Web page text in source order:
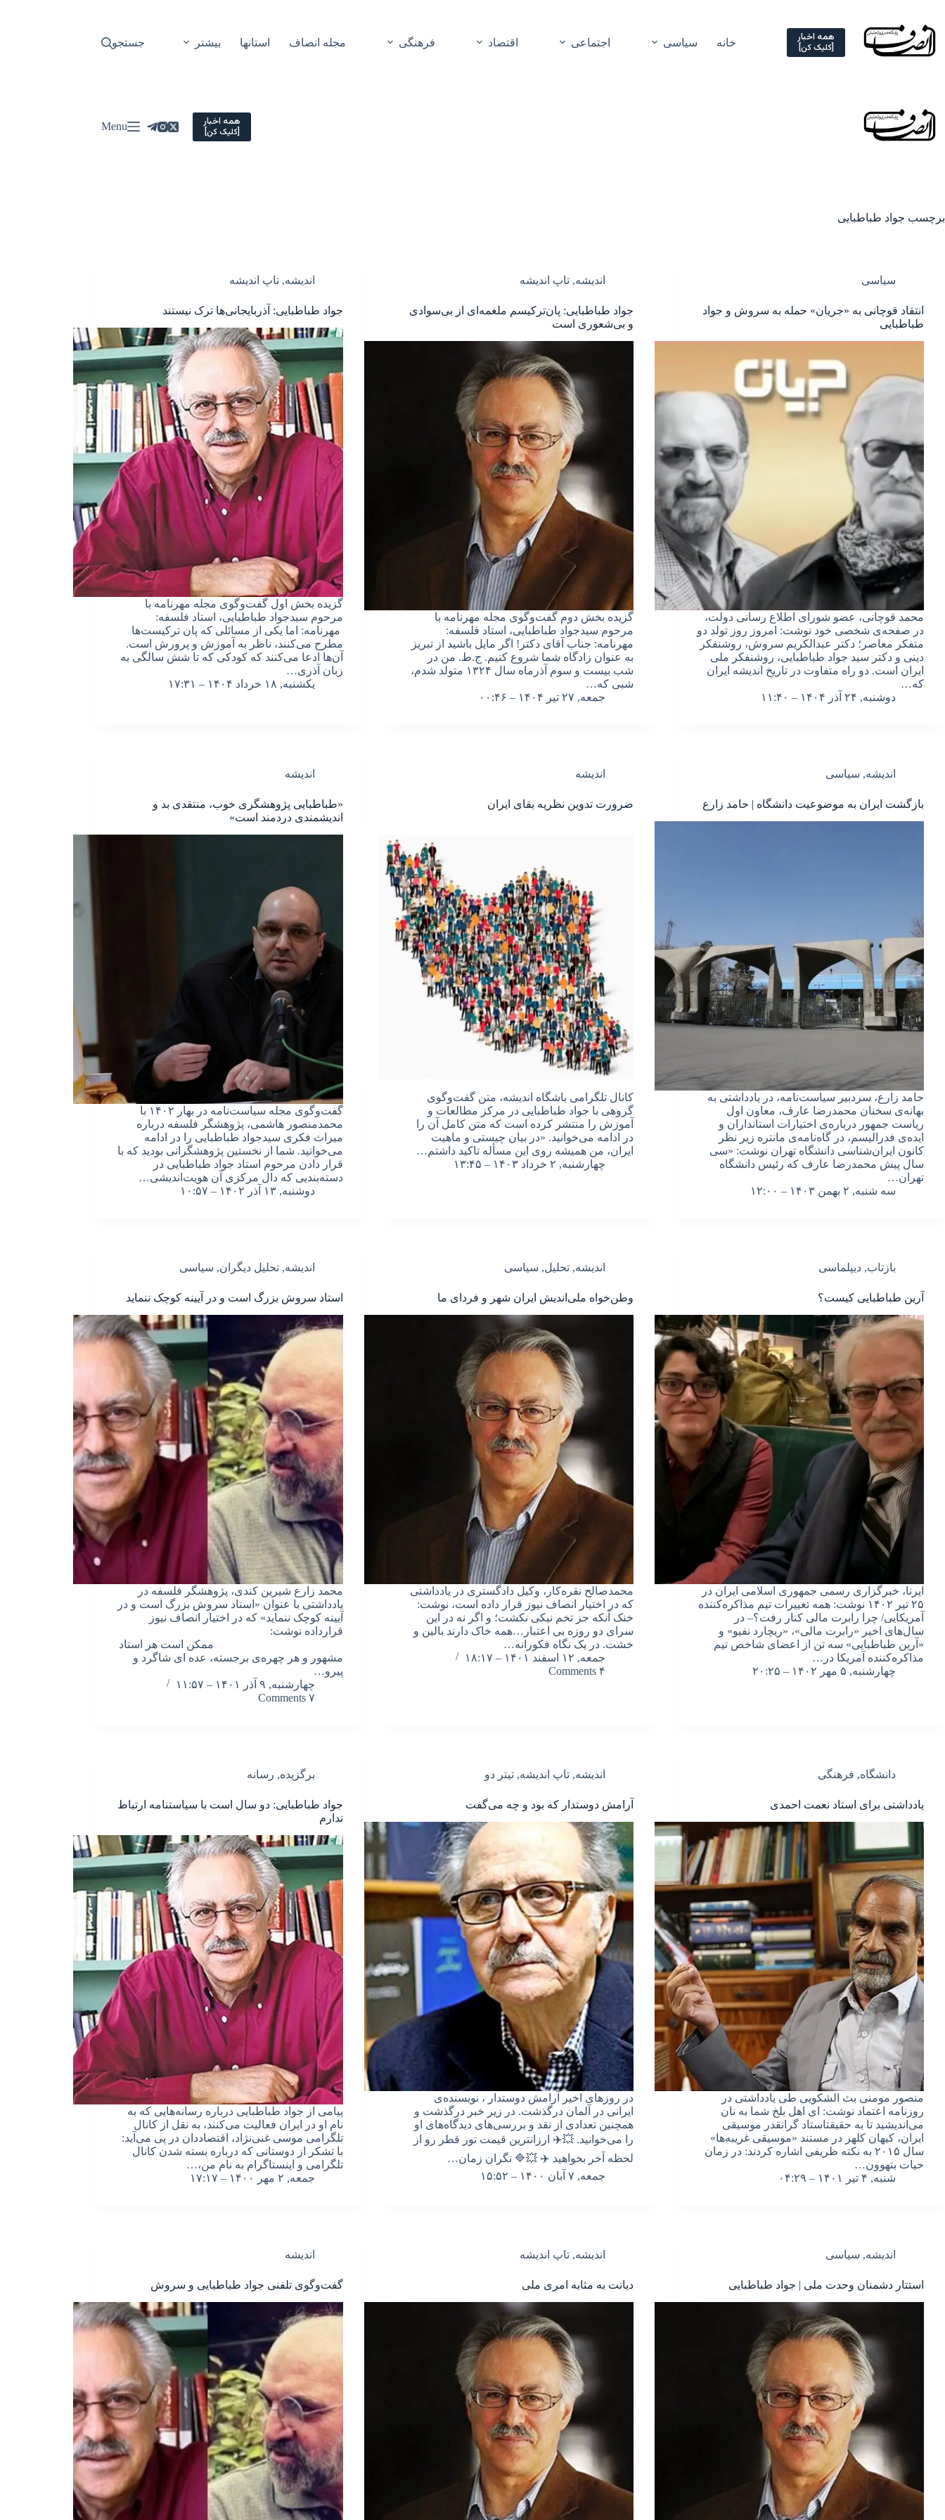
content
همه اخبار
[کلیک کن] خانه سیاسی اجتماعی اقتصاد فرهنگی مجله انصاف استانها بیشتر جستجو
همه اخبار
[کلیک کن] Menu
برچسب جواد طباطبایی
سیاسی
انتقاد قوچانی به «جریان» حمله به سروش و جواد
طباطبایی
محمد قوچانی، عضو شورای اطلاع رسانی دولت،
در صفحه‌ی شخصی خود نوشت: امروز روز تولد دو
متفکر معاصر؛ دکتر عبدالکریم سروش، روشنفکر
دینی و دکتر سید جواد طباطبایی، روشنفکر ملی
ایران است. دو راه متفاوت در تاریخ اندیشه ایران
که…
دوشنبه, ۲۴ آذر ۱۴۰۴ – ۱۱:۴۰
اندیشه,تاپ اندیشه
جواد طباطبایی: پان‌ترکیسم ملغمه‌ای از بی‌سوادی
و بی‌شعوری است
گزیده بخش دوم گفت‌وگوی مجله مهرنامه با
مرحوم سیدجواد طباطبایی، استاد فلسفه:
مهرنامه: جناب آقای دکتر! اگر مایل باشید از تبریز
به عنوان زادگاه شما شروع کنیم. ج.ط. من در
شب بیست‌ و سوم آذرماه سال ۱۳۲۴ متولد شدم،
شبی که…
جمعه, ۲۷ تیر ۱۴۰۴ – ۰۰:۴۶
اندیشه,تاپ اندیشه
جواد طباطبایی: آذربایجانی‌ها ترک نیستند
گزیده بخش اول گفت‌وگوی مجله مهرنامه با
مرحوم سیدجواد طباطبایی، استاد فلسفه:
مهرنامه: اما یکی از مسائلی که پان ترکیست‌ها
مطرح می‌کنند، ناظر به آموزش و پرورش است.
آن‌ها ادعا می‌کنند که کودکی که تا شش سالگی به
زبان آذری…
یکشنبه, ۱۸ خرداد ۱۴۰۴ – ۱۷:۳۱
اندیشه, سیاسی
بازگشت ایران به موضوعیت دانشگاه | حامد زارع
حامد زارع، سردبیر سیاست‌نامه، در یادداشتی به
بهانه‌ی سخنان محمدرضا عارف، معاون اول
ریاست جمهور درباره‌ی اختیارات استانداران و
ایده‌ی فدرالیسم، در گاه‌نامه‌ی مانتره زیر نظر
کانون ایران‌شناسی دانشگاه تهران نوشت: «سی
سال پیش محمدرضا عارف که رئیس دانشگاه
تهران…
سه شنبه, ۲ بهمن ۱۴۰۳ – ۱۲:۰۰
اندیشه
ضرورت تدوین نظریه بقای ایران
کانال تلگرامی باشگاه اندیشه، متن گفت‌وگوی
گروهی با جواد طباطبایی در مرکز مطالعات و
آموزش را منتشر کرده است که متن کامل آن را
در ادامه می‌خوانید. «در بیان چیستی و ماهیت
ایران، من همیشه روی این مسأله تاکید داشتم…
چهارشنبه, ۲ خرداد ۱۴۰۳ – ۱۳:۴۵
اندیشه
«طباطبایی پژوهشگری خوب، منتقدی بد و
اندیشمندی دردمند است»
گفت‌وگوی مجله سیاست‌نامه در بهار ۱۴۰۲ با
محمدمنصور هاشمی، پژوهشگر فلسفه درباره
میراث فکری سیدجواد طباطبایی را در ادامه
می‌خوانید. شما از نخستین پژوهشگرانی بودید که با
قرار دادن مرحوم استاد جواد طباطبایی در
دسته‌بندیی که دال مرکزی آن هویت‌اندیشی…
دوشنبه, ۱۳ آذر ۱۴۰۲ – ۱۰:۵۷
بازتاب, دیپلماسی
آرین طباطبایی کیست؟
ایرنا، خبرگزاری رسمی جمهوری اسلامی ایران در
۲۵ تیر ۱۴۰۲ نوشت: همه تغییرات تیم مذاکره‌کننده
آمریکایی/ چرا رابرت مالی کنار رفت؟– در
سال‌های اخیر «رابرت مالی»، «ریچارد نفیو» و
«آرین طباطبایی» سه تن از اعضای شاخص تیم
مذاکره‌کننده آمریکا در…
چهارشنبه, ۵ مهر ۱۴۰۲ – ۲۰:۲۵
اندیشه,تحلیل, سیاسی
وطن‌خواه ملی‌اندیش ایران شهر و فردای ما
محمدصالح نقره‌کار، وکیل دادگستری در یادداشتی
که در اختیار انصاف نیوز قرار داده است، نوشت:
خنک آنکه جز تخم نیکی نکشت؛ و اگر نه در این
سرای دو روزه بی اعتبار…همه خاک دارند بالین و
خشت. در یک نگاه فکورانه…
جمعه, ۱۲ اسفند ۱۴۰۱ – ۱۸:۱۷
۴ Comments
اندیشه,تحلیل دیگران, سیاسی
استاد سروش بزرگ است و در آیینه کوچک ننماید
محمد زارع شیرین کندی، پژوهشگر فلسفه در
یادداشتی با عنوان «استاد سروش بزرگ است و در
آیینه کوچک ننماید» که در اختیار انصاف نیوز
قرارداده نوشت:
ممکن است هر استاد
مشهور و هر چهره‌ی برجسته، عده ای شاگرد و
پیرو…
چهارشنبه, ۹ آذر ۱۴۰۱ – ۱۱:۵۷
۷ Comments
دانشگاه, فرهنگی
یادداشتی برای استاد نعمت احمدی
منصور مومنی بث الشکویی طی یادداشتی در
روزنامه اعتماد نوشت: ‌ای اهل بلخ شما به نان
می‌اندیشید تا به حقیقتاستاد گرانقدر موسیقی
ایران، کیهان کلهر در مستند «موسیقی غریبه‌ها»
سال ۲۰۱۵ به نکته ظریفی اشاره کردند: در زمان
حیات بتهوون…
شنبه, ۴ تیر ۱۴۰۱ – ۰۴:۲۹
اندیشه,تاپ اندیشه,تیتر دو
آرامش دوستدار که بود و چه می‌گفت
در روزهای اخیر آرامش دوستدار ، نویسنده‌ی
ایرانی در آلمان درگذشت. در زیر خبر درگذشت و
همچنین تعدادی از نقد و بررسی‌های دیدگاه‌های او
را می‌خوانید. 💥✈️ ارزانترین قیمت تور قطر رو از
لحظه آخر بخواهید ✈️ 💥🔷 نگران زمان…
جمعه, ۷ آبان ۱۴۰۰ – ۱۵:۵۲
برگزیده, رسانه
جواد طباطبایی: دو سال است با سیاستنامه ارتباط
ندارم
پیامی از جواد طباطبایی درباره رسانه‌هایی که به
نام او در ایران فعالیت می‌کنند، به نقل از کانال
تلگرامی موسی غنی‌نژاد، اقتصاددان در پی می‌آید:
با تشکر از دوستانی که درباره بسته شدن کانال
تلگرامی و اینستاگرام به نام من،…
جمعه, ۲ مهر ۱۴۰۰ – ۱۷:۱۷
اندیشه, سیاسی
استتار دشمنان وحدت ملی | جواد طباطبایی
اندیشه,تاپ اندیشه
دیانت به مثابه امری ملی
اندیشه
گفت‌وگوی تلفنی جواد طباطبایی و سروش